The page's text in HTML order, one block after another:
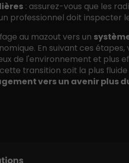
: assurez-vous que les
professionnel doit inspecter
au mazout vers un
En suivant ces étapes,
de l'environnement et plus
transition soit la plus
vers un avenir plus